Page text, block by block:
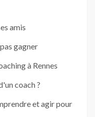
amis
gagner
à Rennes
coach ?
et agir pour